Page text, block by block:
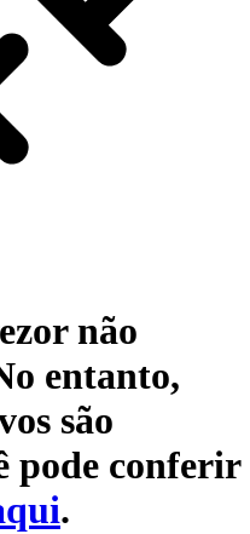
não
entanto,
são
pode conferir
.